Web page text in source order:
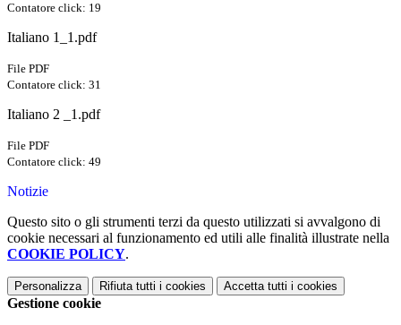
Contatore click: 19
Italiano 1_1.pdf
File PDF
Contatore click: 31
Italiano 2 _1.pdf
File PDF
Contatore click: 49
Notizie
Questo sito o gli strumenti terzi da questo utilizzati si avvalgono di
cookie necessari al funzionamento ed utili alle finalità illustrate nella
COOKIE POLICY.
Personalizza Rifiuta tutti i cookies Accetta tutti i cookies
Gestione cookie